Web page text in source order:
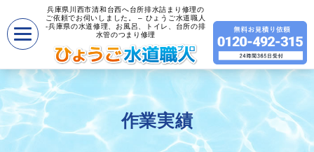
兵庫県川西市清和台西へ台所排水詰まり修理の
ご依頼でお伺いしました。 – ひょうご水道職人
-兵庫県の水道修理、お風呂、トイレ、台所の排
水管のつまり修理
作業実績